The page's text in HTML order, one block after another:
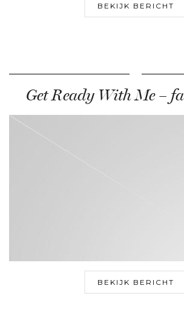
BEKIJK BERICHT
Get Ready With Me –
BEKIJK BERICHT